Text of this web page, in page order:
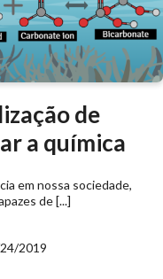
de
a química
em nossa sociedade,
de [...]
2019